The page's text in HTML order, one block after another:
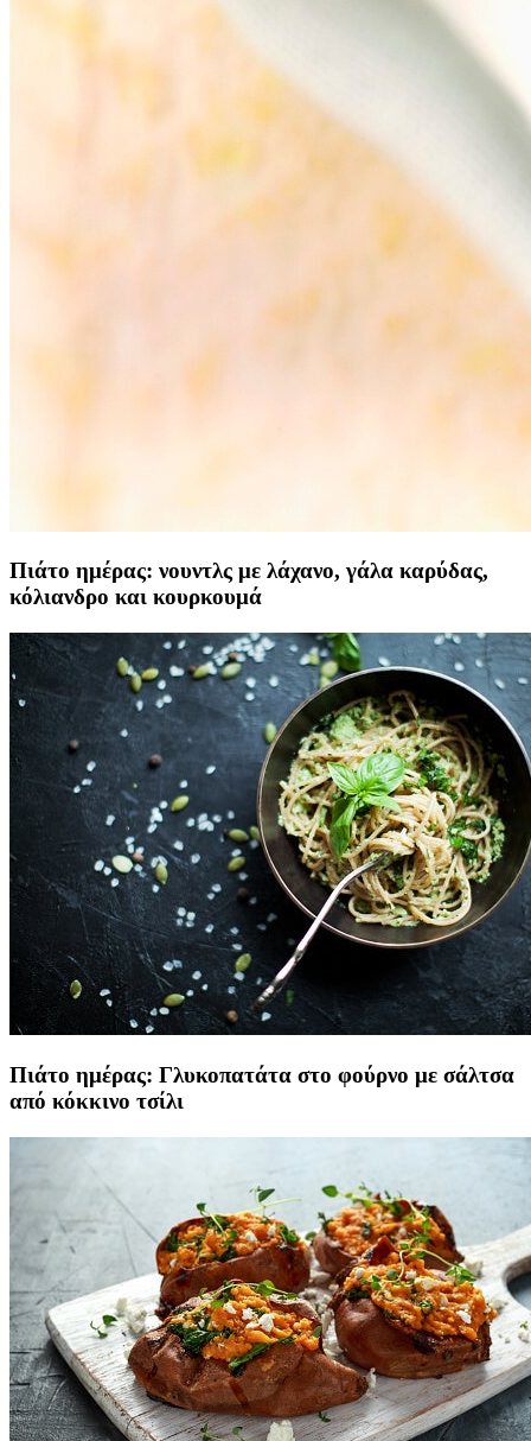
Πιάτο ημέρας: νουντλς με λάχανο, γάλα καρύδας,
κόλιανδρο και κουρκουμά
Πιάτο ημέρας: Γλυκοπατάτα στο φούρνο με σάλτσα
από κόκκινο τσίλι